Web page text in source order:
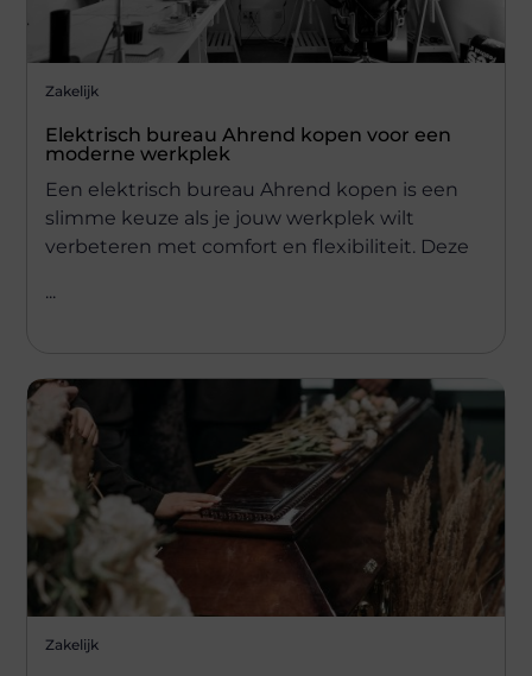
Zakelijk
Elektrisch bureau Ahrend kopen voor een
moderne werkplek
Een elektrisch bureau Ahrend kopen is een
slimme keuze als je jouw werkplek wilt
verbeteren met comfort en flexibiliteit. Deze
...
Zakelijk